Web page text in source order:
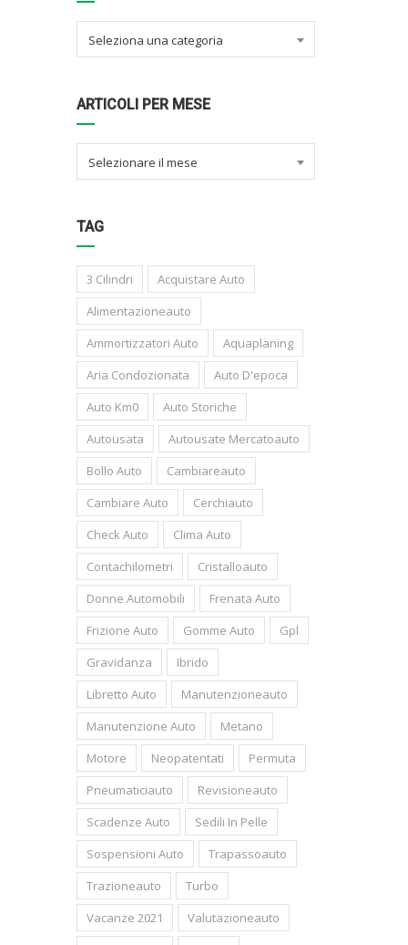
Seleziona una categoria
ARTICOLI PER MESE
Selezionare il mese
TAG
3 Cilindri
Acquistare Auto
Alimentazioneauto
Ammortizzatori Auto
Aquaplaning
Aria Condozionata
Auto D'epoca
Auto Km0
Auto Storiche
Autousata
Autousate Mercatoauto
Bollo Auto
Cambiareauto
Cambiare Auto
Cerchiauto
Check Auto
Clima Auto
Contachilometri
Cristalloauto
Donne Automobili
Frenata Auto
Frizione Auto
Gomme Auto
Gpl
Gravidanza
Ibrido
Libretto Auto
Manutenzioneauto
Manutenzione Auto
Metano
Motore
Neopatentati
Permuta
Pneumaticiauto
Revisioneauto
Scadenze Auto
Sedili In Pelle
Sospensioni Auto
Trapassoauto
Trazioneauto
Turbo
Vacanze 2021
Valutazioneauto